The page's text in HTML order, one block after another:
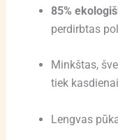
85%
perdirbtas
Minkštas,
tiek
Lengvas